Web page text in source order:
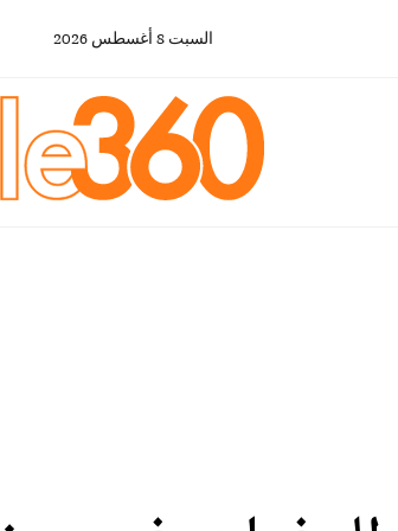
السبت 8 أغسطس 2026